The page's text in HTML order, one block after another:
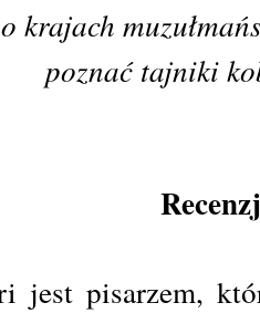
krajach
poznać tajniki
jest pisarzem,